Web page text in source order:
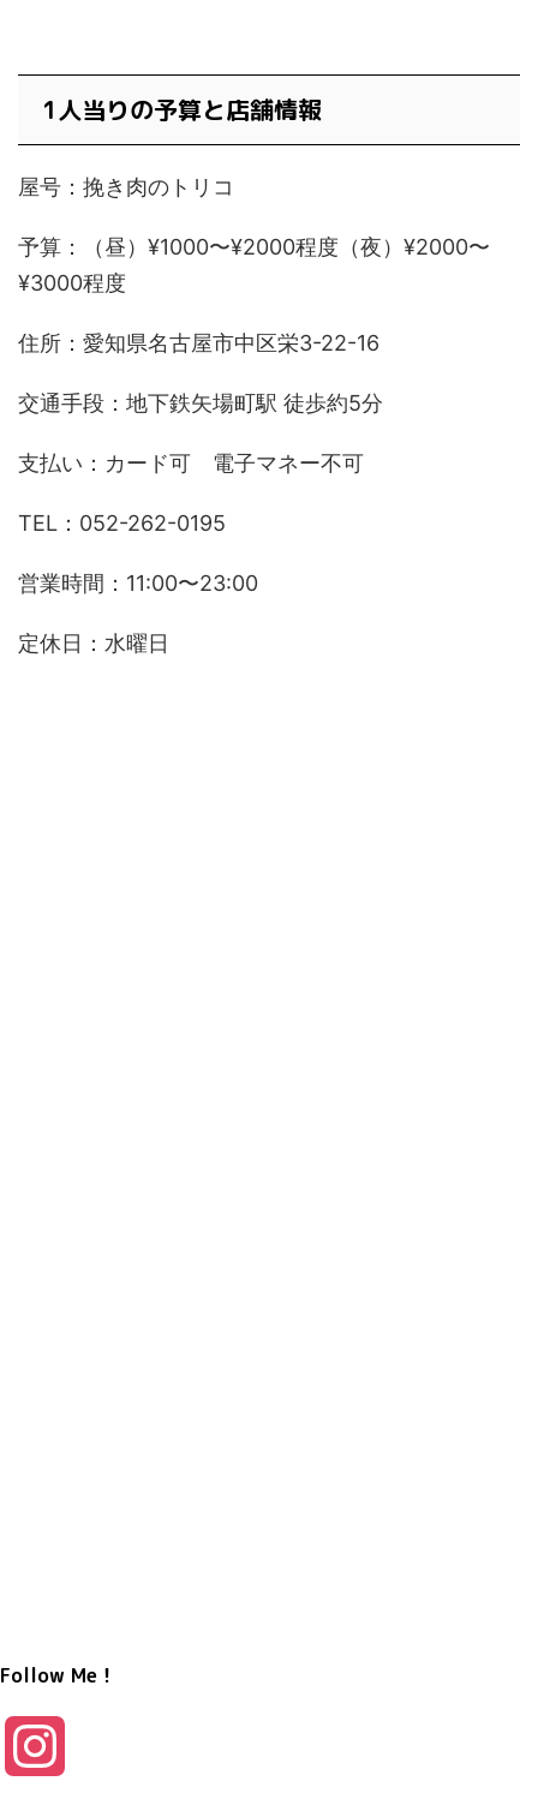
1人当りの予算と店舗情報
屋号：挽き肉のトリコ
予算：（昼）¥1000〜¥2000程度（夜）¥2000〜
¥3000程度
住所：愛知県名古屋市中区栄3-22-16
交通手段：地下鉄矢場町駅 徒歩約5分
支払い：カード可 電子マネー不可
TEL：052-262-0195
営業時間：11:00〜23:00
定休日：水曜日
Follow Me！